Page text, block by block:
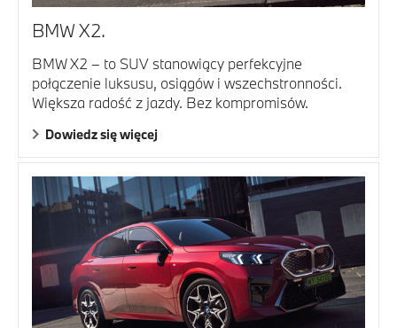
BMW X2.
BMW X2 – to SUV stanowiący perfekcyjne
połączenie luksusu, osiągów i wszechstronności.
Większa radość z jazdy. Bez kompromisów.
Dowiedz się więcej